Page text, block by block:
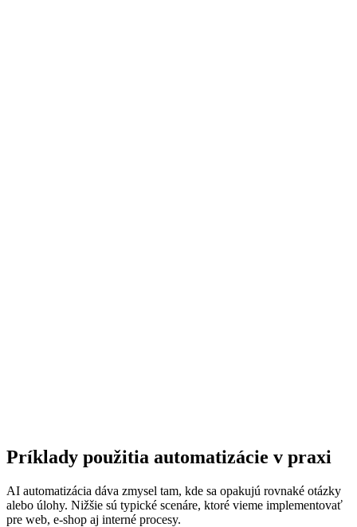
Príklady použitia automatizácie v praxi
AI automatizácia dáva zmysel tam, kde sa opakujú rovnaké otázky
alebo úlohy. Nižšie sú typické scenáre, ktoré vieme implementovať
pre web, e-shop aj interné procesy.